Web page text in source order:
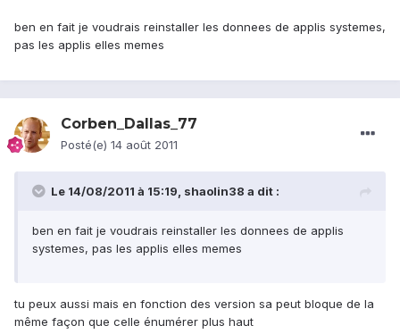
ben en fait je voudrais reinstaller les donnees de applis systemes,
pas les applis elles memes
Corben_Dallas_77
Posté(e) 14 août 2011
Le 14/08/2011 à 15:19, shaolin38 a dit :
ben en fait je voudrais reinstaller les donnees de applis
systemes, pas les applis elles memes
tu peux aussi mais en fonction des version sa peut bloque de la
même façon que celle énumérer plus haut